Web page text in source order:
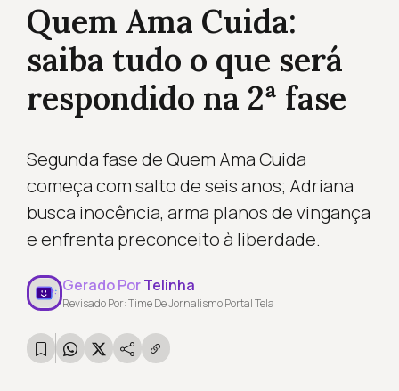
Quem Ama Cuida:
saiba tudo o que será
respondido na 2ª fase
Segunda fase de Quem Ama Cuida
começa com salto de seis anos; Adriana
busca inocência, arma planos de vingança
e enfrenta preconceito à liberdade.
Gerado PorTelinha
Revisado Por: Time De Jornalismo Portal Tela